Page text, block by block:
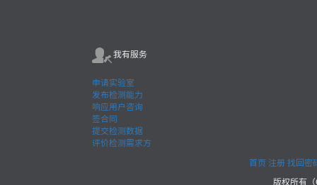
我有服务
申请实验室
发布检测能力
响应用户咨询
签合同
提交检测数据
评价检测需求方
首页 注册找回密
版权所有